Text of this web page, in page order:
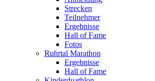
Strecken
Teilnehmer
Ergebnisse
Hall of Fame
Fotos
Ruhrtal Marathon
Ergebnisse
Hall of Fame